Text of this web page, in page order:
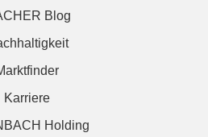
Blog
Karriere
Holding